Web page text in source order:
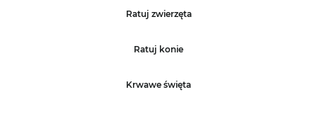
Ratuj zwierzęta
Ratuj konie
Krwawe święta